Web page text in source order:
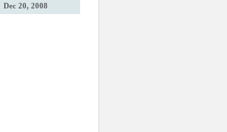
Dec 20, 2008